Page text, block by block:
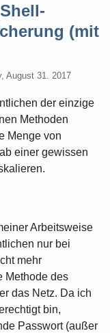
(mit
August 31. 2017
der einzige
Methoden
Menge von
einer gewissen
Arbeitsweise
nur bei
mehr
Methode des
das Netz. Da ich
bin,
Passwort (außer